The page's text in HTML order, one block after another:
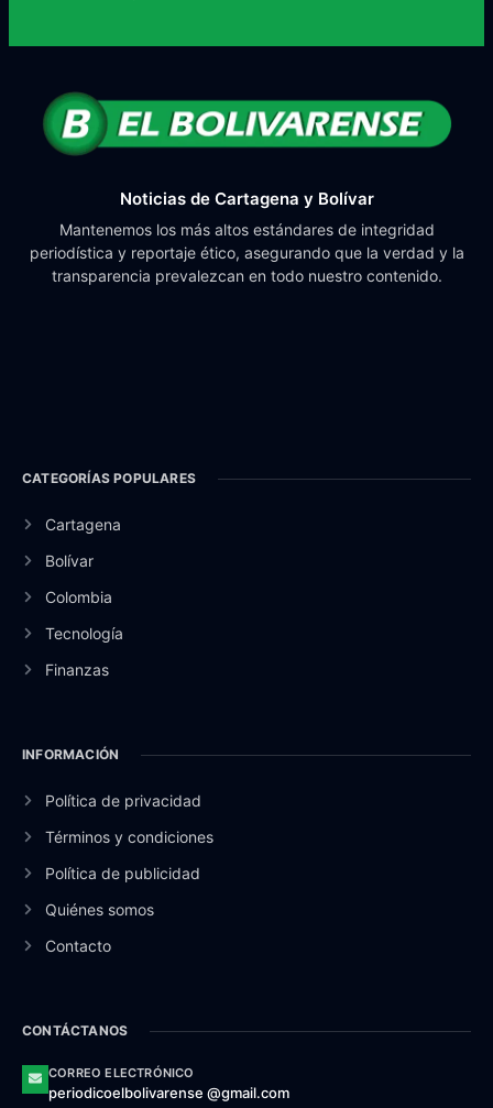
Noticias de Cartagena y Bolívar
Mantenemos los más altos estándares de integridad
periodística y reportaje ético, asegurando que la verdad y la
transparencia prevalezcan en todo nuestro contenido.
CATEGORÍAS POPULARES
Cartagena
Bolívar
Colombia
Tecnología
Finanzas
INFORMACIÓN
Política de privacidad
Términos y condiciones
Política de publicidad
Quiénes somos
Contacto
CONTÁCTANOS
CORREO ELECTRÓNICO
periodicoelbolivarense @gmail.com